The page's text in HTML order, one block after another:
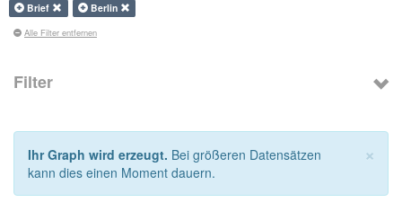
Brief Berlin
Alle Filter entfernen
Filter
×
Ihr Graph wird erzeugt. Bei größeren Datensätzen
kann dies einen Moment dauern.